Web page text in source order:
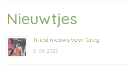
Nieuwtjes
Triest nieuws voor Grey
5-08-2026